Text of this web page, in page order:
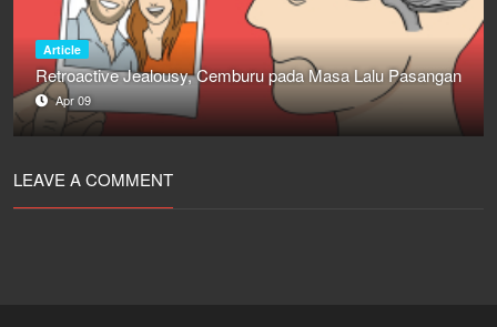
Article
Ini Rekomendasi Tempat Padel Hits di Jakarta
LEAVE A COMMENT